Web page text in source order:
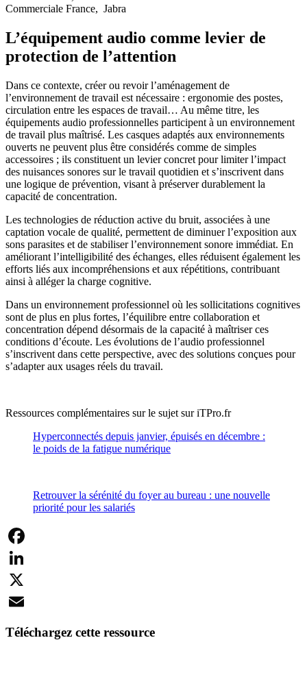
Commerciale France, Jabra
L’équipement audio comme levier de
protection de l’attention
Dans ce contexte, créer ou revoir l’aménagement de
l’environnement de travail est nécessaire : ergonomie des postes,
circulation entre les espaces de travail… Au même titre, les
équipements audio professionnelles participent à un environnement
de travail plus maîtrisé. Les casques adaptés aux environnements
ouverts ne peuvent plus être considérés comme de simples
accessoires ; ils constituent un levier concret pour limiter l’impact
des nuisances sonores sur le travail quotidien et s’inscrivent dans
une logique de prévention, visant à préserver durablement la
capacité de concentration.
Les technologies de réduction active du bruit, associées à une
captation vocale de qualité, permettent de diminuer l’exposition aux
sons parasites et de stabiliser l’environnement sonore immédiat. En
améliorant l’intelligibilité des échanges, elles réduisent également les
efforts liés aux incompréhensions et aux répétitions, contribuant
ainsi à alléger la charge cognitive.
Dans un environnement professionnel où les sollicitations cognitives
sont de plus en plus fortes, l’équilibre entre collaboration et
concentration dépend désormais de la capacité à maîtriser ces
conditions d’écoute. Les évolutions de l’audio professionnel
s’inscrivent dans cette perspective, avec des solutions conçues pour
s’adapter aux usages réels du travail.
Ressources complémentaires sur le sujet sur iTPro.fr
Hyperconnectés depuis janvier, épuisés en décembre :
le poids de la fatigue numérique
Retrouver la sérénité du foyer au bureau : une nouvelle
priorité pour les salariés
Facebook
LinkedIn
X
Téléchargez cette ressource